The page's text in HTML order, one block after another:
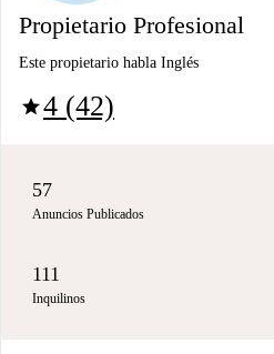
Propietario Profesional
Este propietario habla Inglés
star4 (42)
57
Anuncios Publicados
111
Inquilinos